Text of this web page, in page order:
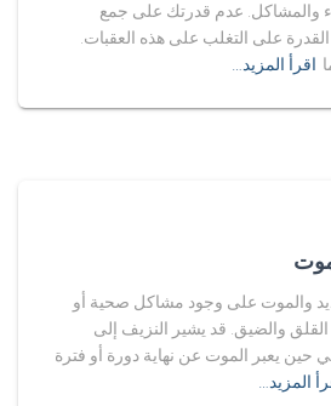
والمشاكل. عدم قدرتك على جمع
على التغلب على هذه العقبات.
اقرأ المزيد…
والموت على وجود مشاكل صحية أو
والضيق. قد يشير النزيف إلى
حين يعبر الموت عن نهاية دورة أو فترة
المزيد…